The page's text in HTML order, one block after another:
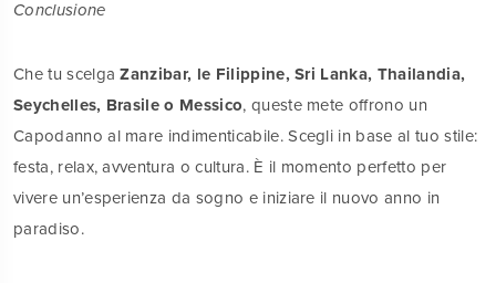
Conclusione
Che tu scelgaZanzibar, le Filippine, Sri Lanka, Thailandia,
Seychelles, Brasile o Messico, queste mete offrono un
Capodanno al mare indimenticabile. Scegli in base al tuo stile:
festa, relax, avventura o cultura. È il momento perfetto per
vivere un’esperienza da sogno e iniziare il nuovo anno in
paradiso.